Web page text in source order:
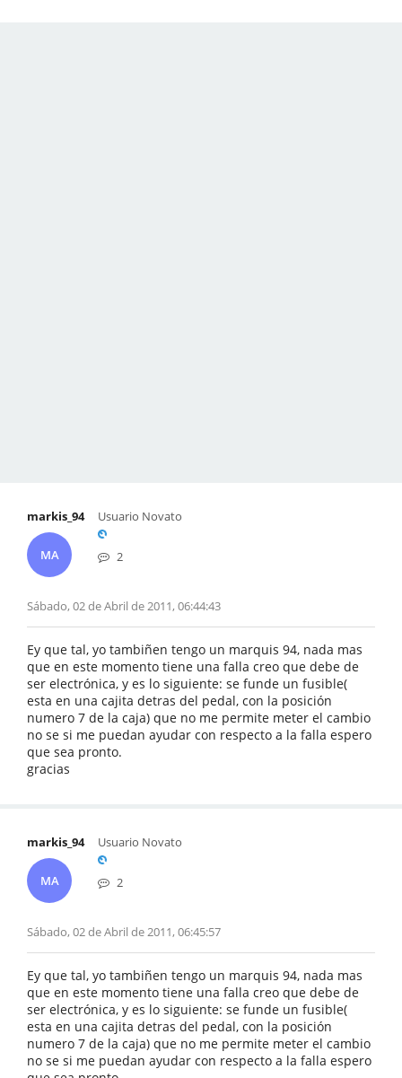
markis_94
MA
Usuario Novato
2
Sábado, 02 de Abril de 2011, 06:44:43
Ey que tal, yo tambiñen tengo un marquis 94, nada mas
que en este momento tiene una falla creo que debe de
ser electrónica, y es lo siguiente: se funde un fusible(
esta en una cajita detras del pedal, con la posición
numero 7 de la caja) que no me permite meter el cambio
no se si me puedan ayudar con respecto a la falla espero
que sea pronto.
gracias
markis_94
MA
Usuario Novato
2
Sábado, 02 de Abril de 2011, 06:45:57
Ey que tal, yo tambiñen tengo un marquis 94, nada mas
que en este momento tiene una falla creo que debe de
ser electrónica, y es lo siguiente: se funde un fusible(
esta en una cajita detras del pedal, con la posición
numero 7 de la caja) que no me permite meter el cambio
no se si me puedan ayudar con respecto a la falla espero